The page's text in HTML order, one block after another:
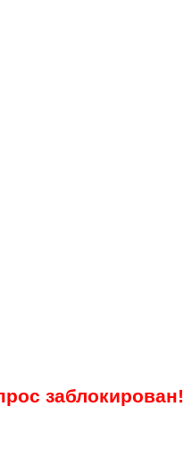
заблокирован!